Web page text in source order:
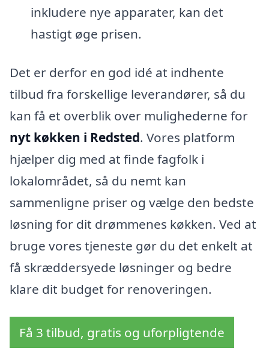
inkludere nye apparater, kan det
hastigt øge prisen.
Det er derfor en god idé at indhente
tilbud fra forskellige leverandører, så du
kan få et overblik over mulighederne for
nyt køkken i Redsted. Vores platform
hjælper dig med at finde fagfolk i
lokalområdet, så du nemt kan
sammenligne priser og vælge den bedste
løsning for dit drømmenes køkken. Ved at
bruge vores tjeneste gør du det enkelt at
få skræddersyede løsninger og bedre
klare dit budget for renoveringen.
Få 3 tilbud, gratis og uforpligtende